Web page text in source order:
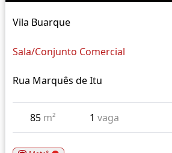
Vila Buarque
Sala/Conjunto Comercial
Rua Marquês de Itu
85 m² 1 vaga